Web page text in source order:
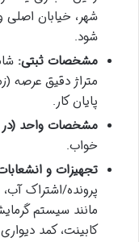
شهر، خیابان اصلی
شود.
مشخصات ثبتی:
متراژ دقیق عرصه
پایان کار.
مشخصات واحد (در
خواب.
تجهیزات و
پرونده/اشتراک
مانند سیستم
کابینت، کمد